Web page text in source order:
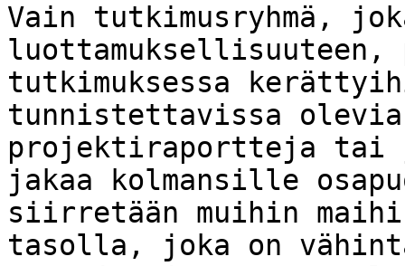
Vain tutkimusryhmä,
luottamuksellisuuteen,
tutkimuksessa
tunnistettavissa
projektiraportteja tai
jakaa kolmansille
siirretään muihin
tasolla, joka on